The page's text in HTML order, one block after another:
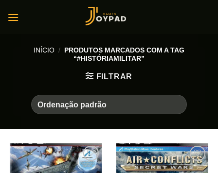
INÍCIO / PRODUTOS MARCADOS COM A TAG
“#HISTÓRIAMILITAR”
FILTRAR